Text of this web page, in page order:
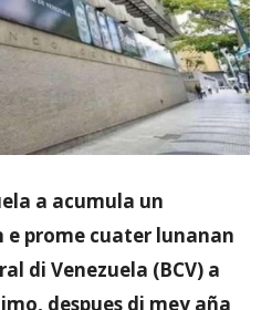
a acumula un
e prome cuater lunanan
di Venezuela (BCV) a
despues di mey aña